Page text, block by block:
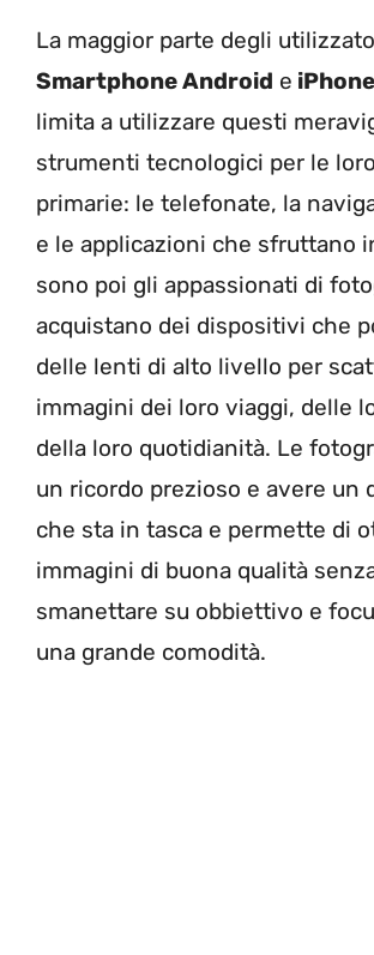
La maggior parte degli
Smartphone Android e
limita a utilizzare questi
strumenti tecnologici per le
primarie: le telefonate, la
e le applicazioni che sfruttano
sono poi gli appassionati di
acquistano dei dispositivi che
delle lenti di alto livello per
immagini dei loro viaggi, delle
della loro quotidianità. Le
un ricordo prezioso e avere un
che sta in tasca e permette di
immagini di buona qualità
smanettare su obbiettivo e
una grande comodità.